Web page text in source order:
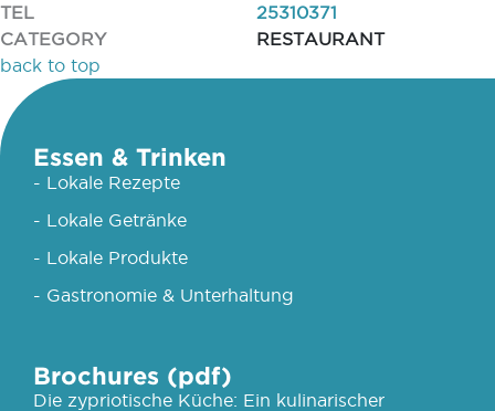
TEL
25310371
CATEGORY
RESTAURANT
back to top
Essen & Trinken
- Lokale Rezepte
- Lokale Getränke
- Lokale Produkte
- Gastronomie & Unterhaltung
Brochures (pdf)
Die zypriotische Küche: Ein kulinarischer